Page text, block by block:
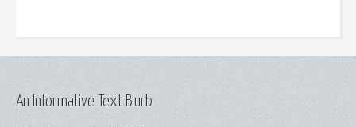
An Informative Text Blurb